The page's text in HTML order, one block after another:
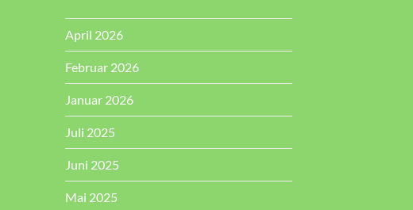
April 2026
Februar 2026
Januar 2026
Juli 2025
Juni 2025
Mai 2025